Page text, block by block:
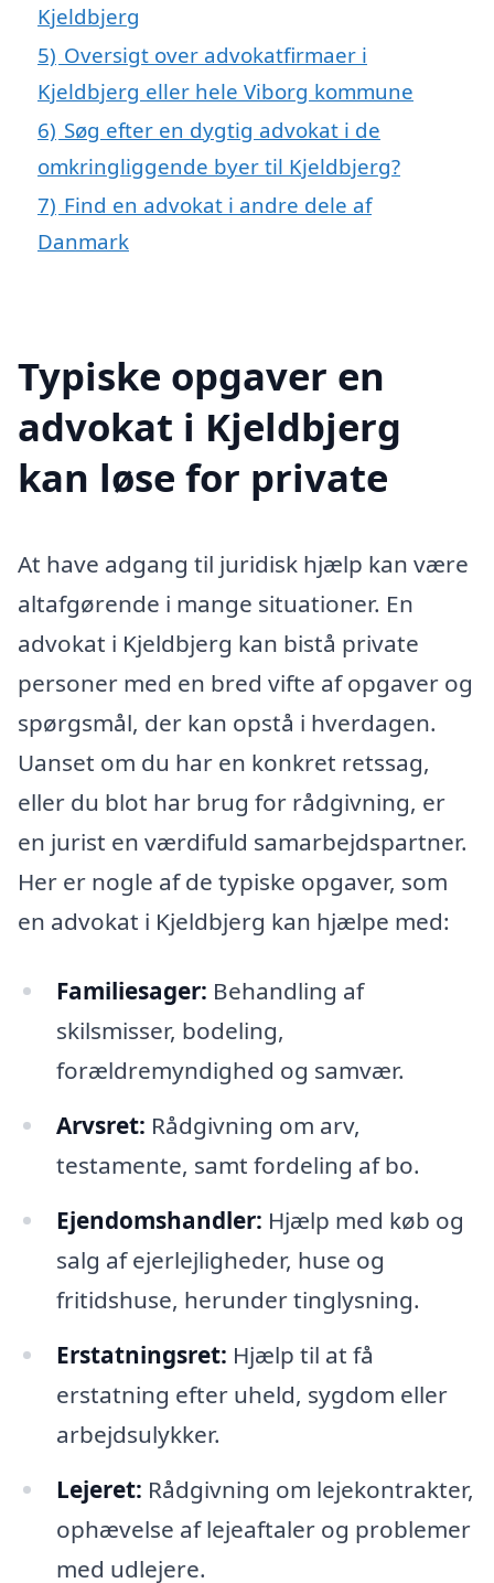
Kjeldbjerg
5) Oversigt over advokatfirmaer i
Kjeldbjerg eller hele Viborg kommune
6) Søg efter en dygtig advokat i de
omkringliggende byer til Kjeldbjerg?
7) Find en advokat i andre dele af
Danmark
Typiske opgaver en
advokat i Kjeldbjerg
kan løse for private
At have adgang til juridisk hjælp kan være
altafgørende i mange situationer. En
advokat i Kjeldbjerg kan bistå private
personer med en bred vifte af opgaver og
spørgsmål, der kan opstå i hverdagen.
Uanset om du har en konkret retssag,
eller du blot har brug for rådgivning, er
en jurist en værdifuld samarbejdspartner.
Her er nogle af de typiske opgaver, som
en advokat i Kjeldbjerg kan hjælpe med:
Familiesager: Behandling af
skilsmisser, bodeling,
forældremyndighed og samvær.
Arvsret: Rådgivning om arv,
testamente, samt fordeling af bo.
Ejendomshandler: Hjælp med køb og
salg af ejerlejligheder, huse og
fritidshuse, herunder tinglysning.
Erstatningsret: Hjælp til at få
erstatning efter uheld, sygdom eller
arbejdsulykker.
Lejeret: Rådgivning om lejekontrakter,
ophævelse af lejeaftaler og problemer
med udlejere.